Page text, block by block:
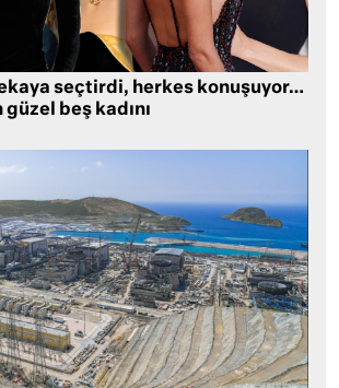
seçtirdi, herkes konuşuyor…
güzel beş kadını